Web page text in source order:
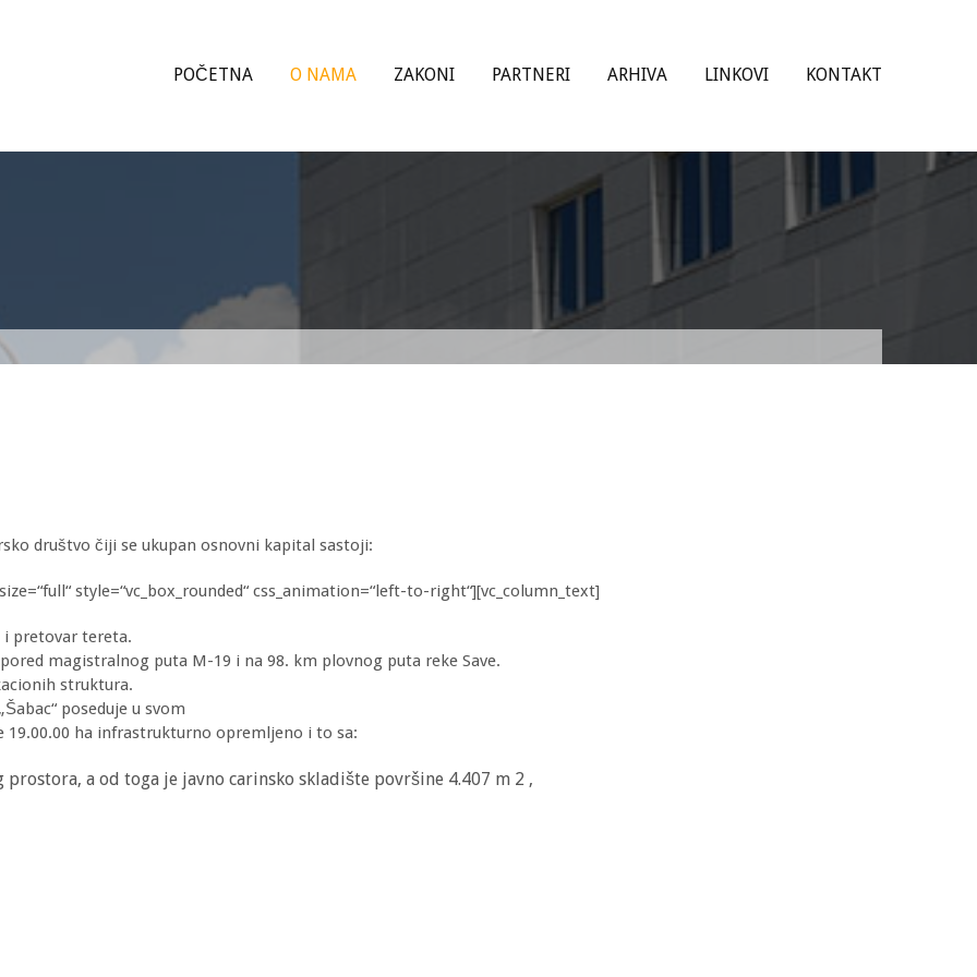
POČETNA O NAMA ZAKONI PARTNERI ARHIVA LINKOVI KONTAKT
društvo čiji se ukupan osnovni kapital sastoji:
style=“vc_box_rounded“ css_animation=“left-to-right“][vc_column_text]
i pretovar tereta.
magistralnog puta M-19 i na 98. km plovnog puta reke Save.
struktura.
poseduje u svom
19.00.00 ha infrastrukturno opremljeno i to sa:
a od toga je javno carinsko skladište površine 4.407 m 2 ,